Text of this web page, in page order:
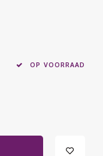
OP VOORRAAD